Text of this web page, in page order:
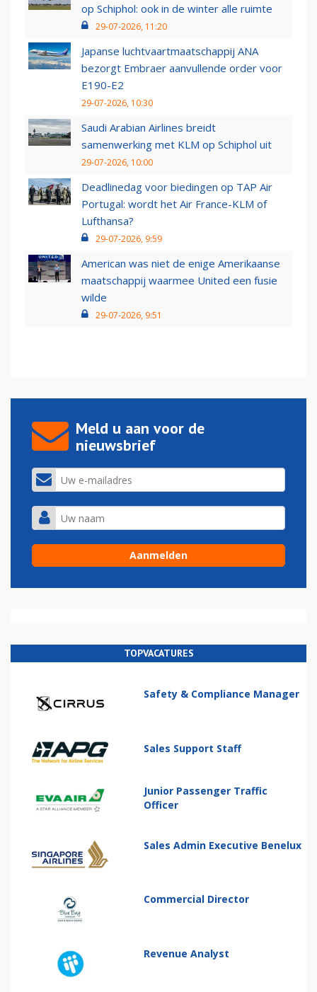
op Schiphol: ook in de winter alle ruimte
29-07-2026, 11:20
Japanse luchtvaartmaatschappij ANA
bezorgt Embraer aanvullende order voor
E190-E2
29-07-2026, 10:30
Saudi Arabian Airlines breidt
samenwerking met KLM op Schiphol uit
29-07-2026, 10:00
Deadlinedag voor biedingen op TAP Air
Portugal: wordt het Air France-KLM of
Lufthansa?
29-07-2026, 9:59
American was niet de enige Amerikaanse
maatschappij waarmee United een fusie
wilde
29-07-2026, 9:51
Meld u aan voor de
nieuwsbrief
TOPVACATURES
Safety & Compliance Manager
Sales Support Staff
Junior Passenger Traffic
Officer
Sales Admin Executive Benelux
Commercial Director
Revenue Analyst